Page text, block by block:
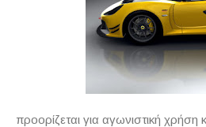
προορίζεται για αγωνιστική χρήση